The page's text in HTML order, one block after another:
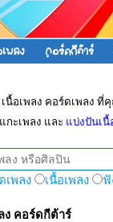
พลง คอร์ดกีต้าร์
นื้อเพลง คอร์ดเพลง
กะเพลง และ แบ่งปันเนื้
เพลง เนื้อเพลง ฟั
ง คอร์ดกีต้าร์